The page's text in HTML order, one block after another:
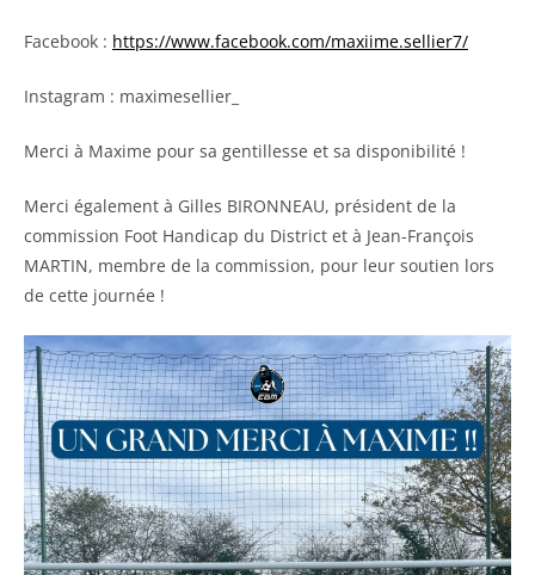
Facebook : https://www.facebook.com/maxiime.sellier7/
Instagram : maximesellier_
Merci à Maxime pour sa gentillesse et sa disponibilité !
Merci également à Gilles BIRONNEAU, président de la
commission Foot Handicap du District et à Jean-François
MARTIN, membre de la commission, pour leur soutien lors
de cette journée !